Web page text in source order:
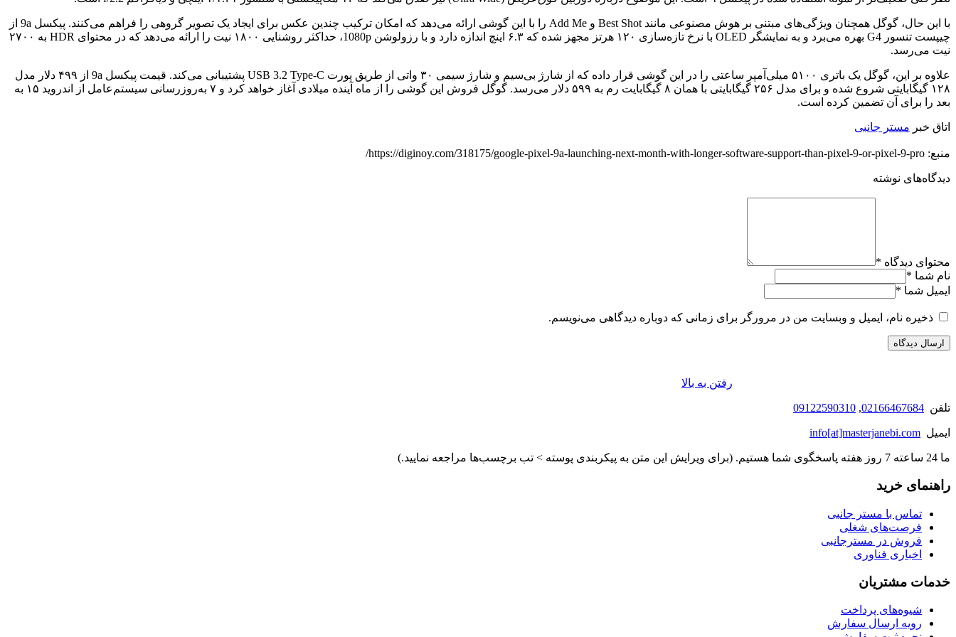
با این حال، گوگل همچنان ویژگی‌های مبتنی بر هوش مصنوعی مانند Best Shot و Add Me را با این گوشی ارائه می‌دهد که امکان ترکیب چندین عکس برای ایجاد یک تصویر گروهی را فراهم می‌کنند. پیکسل 9a از
چیپست تنسور G4 بهره می‌برد و به نمایشگر OLED با نرخ تازه‌سازی ۱۲۰ هرتز مجهز شده که ۶.۳ اینچ اندازه دارد و با رزولوشن 1080p، حداکثر روشنایی ۱۸۰۰ نیت را ارائه می‌دهد که در محتوای HDR به ۲۷۰۰
نیت می‌رسد.
علاوه بر این، گوگل یک باتری ۵۱۰۰ میلی‌آمپر ساعتی را در این گوشی قرار داده که از شارژ بی‌سیم و شارژ سیمی ۳۰ واتی از طریق پورت USB 3.2 Type-C پشتیبانی می‌کند. قیمت پیکسل 9a از ۴۹۹ دلار مدل
۱۲۸ گیگابایتی شروع شده و برای مدل ۲۵۶ گیگابایتی با همان ۸ گیگابایت رم به ۵۹۹ دلار می‌رسد. گوگل فروش این گوشی را از ماه آینده میلادی آغاز خواهد کرد و ۷ به‌روزرسانی سیستم‌عامل از اندروید ۱۵ به
بعد را برای آن تضمین کرده است.
اتاق خبر مستر جانبی
منبع: https://diginoy.com/318175/google-pixel-9a-launching-next-month-with-longer-software-support-than-pixel-9-or-pixel-9-pro/
دیدگاه‌های نوشته
محتوای دیدگاه *
نام شما *
ایمیل شما *
ذخیره نام، ایمیل و وبسایت من در مرورگر برای زمانی که دوباره دیدگاهی می‌نویسم.
رفتن به بالا
تلفن 02166467684
,
09122590310
ایمیل info[at]masterjanebi.com
ما 24 ساعته 7 روز هفته پاسخگوی شما هستیم. (برای ویرایش این متن به پیکربندی پوسته > تب برچسب‌ها مراجعه نمایید.)
راهنمای خرید
تماس با مستر جانبی
فرصت‌های شغلی
فروش در مسترجانبی
اخباری فناوری
خدمات مشتریان
شیوه‌های پرداخت
رویه ارسال سفارش